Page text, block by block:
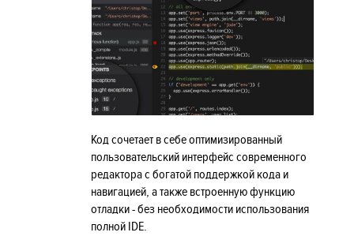
Код сочетает в себе оптимизированный
пользовательский интерфейс современного
редактора с богатой поддержкой кода и
навигацией, а также встроенную функцию
отладки - без необходимости использования
полной IDE.